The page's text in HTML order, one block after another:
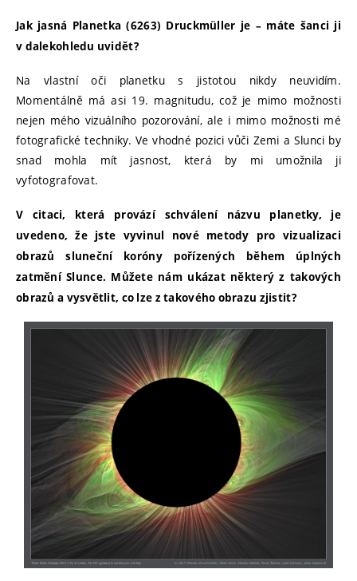
Jak jasná Planetka (6263) Druckmüller je – máte šanci ji
v dalekohledu uvidět?
Na vlastní oči planetku s jistotou nikdy neuvidím.
Momentálně má asi 19. magnitudu, což je mimo možnosti
nejen mého vizuálního pozorování, ale i mimo možnosti mé
fotografické techniky. Ve vhodné pozici vůči Zemi a Slunci by
snad mohla mít jasnost, která by mi umožnila ji
vyfotografovat.
V citaci, která provází schválení názvu planetky, je
uvedeno, že jste vyvinul nové metody pro vizualizaci
obrazů sluneční koróny pořízených během úplných
zatmění Slunce. Můžete nám ukázat některý z takových
obrazů a vysvětlit, co lze z takového obrazu zjistit?